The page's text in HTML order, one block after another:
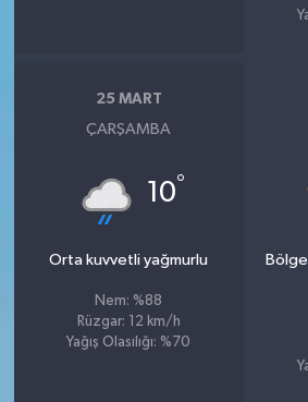
25 MART
ÇARŞAMBA
10°
Orta kuvvetli yağmurlu
Nem: %88
Rüzgar: 12 km/h
Yağış Olasılığı: %70